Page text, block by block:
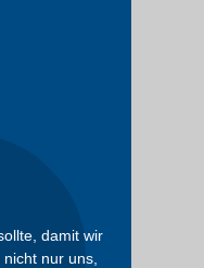
damit wir
nur uns,